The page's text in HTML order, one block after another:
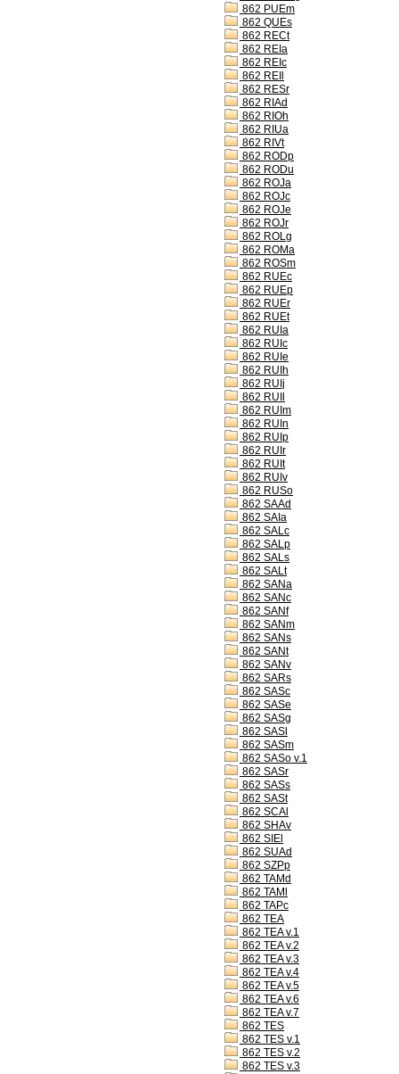
862 PUEm
862 QUEs
862 RECt
862 REIa
862 REIc
862 REIl
862 RESr
862 RIAd
862 RIOh
862 RIUa
862 RIVt
862 RODp
862 RODu
862 ROJa
862 ROJc
862 ROJe
862 ROJr
862 ROLg
862 ROMa
862 ROSm
862 RUEc
862 RUEp
862 RUEr
862 RUEt
862 RUIa
862 RUIc
862 RUIe
862 RUIh
862 RUIj
862 RUIl
862 RUIm
862 RUIn
862 RUIp
862 RUIr
862 RUIt
862 RUIv
862 RUSo
862 SAAd
862 SAIa
862 SALc
862 SALp
862 SALs
862 SALt
862 SANa
862 SANc
862 SANf
862 SANm
862 SANs
862 SANt
862 SANv
862 SARs
862 SASc
862 SASe
862 SASg
862 SASl
862 SASm
862 SASo v.1
862 SASr
862 SASs
862 SASt
862 SCAl
862 SHAv
862 SIEl
862 SUAd
862 SZPp
862 TAMd
862 TAMl
862 TAPc
862 TEA
862 TEA v.1
862 TEA v.2
862 TEA v.3
862 TEA v.4
862 TEA v.5
862 TEA v.6
862 TEA v.7
862 TES
862 TES v.1
862 TES v.2
862 TES v.3